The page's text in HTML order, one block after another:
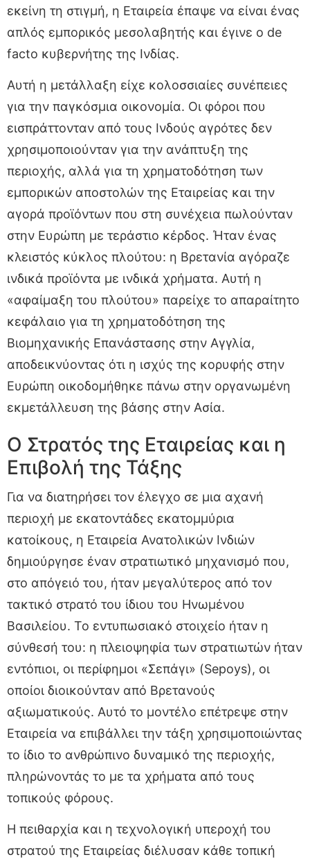
εκείνη τη στιγμή, η Εταιρεία έπαψε να είναι ένας
απλός εμπορικός μεσολαβητής και έγινε ο de
facto κυβερνήτης της Ινδίας.
Αυτή η μετάλλαξη είχε κολοσσιαίες συνέπειες
για την παγκόσμια οικονομία. Οι φόροι που
εισπράττονταν από τους Ινδούς αγρότες δεν
χρησιμοποιούνταν για την ανάπτυξη της
περιοχής, αλλά για τη χρηματοδότηση των
εμπορικών αποστολών της Εταιρείας και την
αγορά προϊόντων που στη συνέχεια πωλούνταν
στην Ευρώπη με τεράστιο κέρδος. Ήταν ένας
κλειστός κύκλος πλούτου: η Βρετανία αγόραζε
ινδικά προϊόντα με ινδικά χρήματα. Αυτή η
«αφαίμαξη του πλούτου» παρείχε το απαραίτητο
κεφάλαιο για τη χρηματοδότηση της
Βιομηχανικής Επανάστασης στην Αγγλία,
αποδεικνύοντας ότι η ισχύς της κορυφής στην
Ευρώπη οικοδομήθηκε πάνω στην οργανωμένη
εκμετάλλευση της βάσης στην Ασία.
Ο Στρατός της Εταιρείας και η
Επιβολή της Τάξης
Για να διατηρήσει τον έλεγχο σε μια αχανή
περιοχή με εκατοντάδες εκατομμύρια
κατοίκους, η Εταιρεία Ανατολικών Ινδιών
δημιούργησε έναν στρατιωτικό μηχανισμό που,
στο απόγειό του, ήταν μεγαλύτερος από τον
τακτικό στρατό του ίδιου του Ηνωμένου
Βασιλείου. Το εντυπωσιακό στοιχείο ήταν η
σύνθεσή του: η πλειοψηφία των στρατιωτών ήταν
εντόπιοι, οι περίφημοι «Σεπάγι» (Sepoys), οι
οποίοι διοικούνταν από Βρετανούς
αξιωματικούς. Αυτό το μοντέλο επέτρεψε στην
Εταιρεία να επιβάλλει την τάξη χρησιμοποιώντας
το ίδιο το ανθρώπινο δυναμικό της περιοχής,
πληρώνοντάς το με τα χρήματα από τους
τοπικούς φόρους.
Η πειθαρχία και η τεχνολογική υπεροχή του
στρατού της Εταιρείας διέλυσαν κάθε τοπική